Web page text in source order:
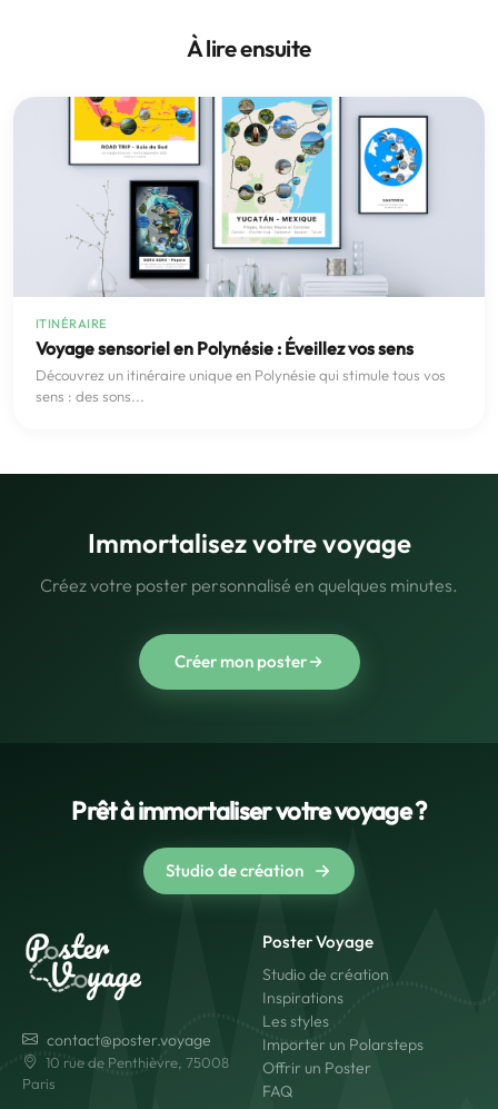
À lire ensuite
ITINÉRAIRE
Voyage sensoriel en Polynésie : Éveillez vos sens
Découvrez un itinéraire unique en Polynésie qui stimule tous vos
sens : des sons...
Immortalisez votre voyage
Créez votre poster personnalisé en quelques minutes.
Créer mon poster
Prêt à immortaliser votre voyage ?
Studio de création
contact@poster.voyage
10 rue de Penthièvre, 75008
Paris
Poster Voyage
Studio de création
Inspirations
Les styles
Importer un Polarsteps
Offrir un Poster
FAQ